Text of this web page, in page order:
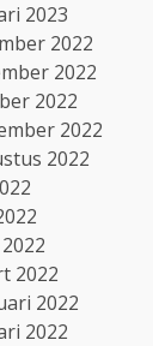
2023
2022
2022
2022
2022
2022
2022
2022
2022